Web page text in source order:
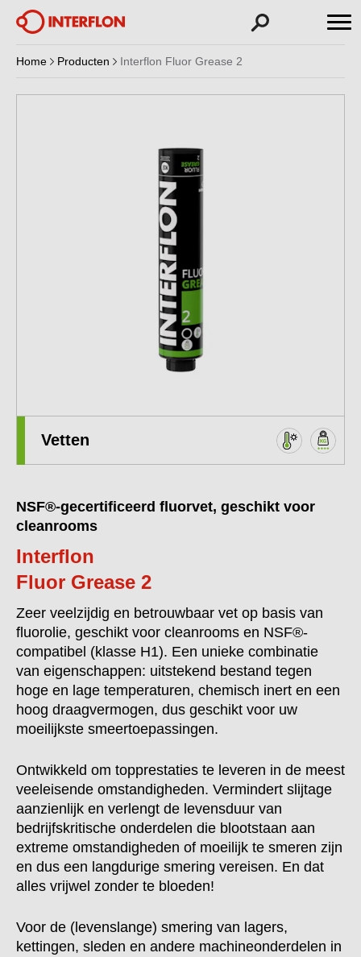
Home Producten Interflon Fluor Grease 2
Vetten
NSF®-gecertificeerd fluorvet, geschikt voor
cleanrooms
Interflon
Fluor Grease 2
Zeer veelzijdig en betrouwbaar vet op basis van
fluorolie, geschikt voor cleanrooms en NSF®-
compatibel (klasse H1). Een unieke combinatie
van eigenschappen: uitstekend bestand tegen
hoge en lage temperaturen, chemisch inert en een
hoog draagvermogen, dus geschikt voor uw
moeilijkste smeertoepassingen.
Ontwikkeld om topprestaties te leveren in de meest
veeleisende omstandigheden. Vermindert slijtage
aanzienlijk en verlengt de levensduur van
bedrijfskritische onderdelen die blootstaan aan
extreme omstandigheden of moeilijk te smeren zijn
en dus een langdurige smering vereisen. En dat
alles vrijwel zonder te bloeden!
Voor de (levenslange) smering van lagers,
kettingen, sleden en andere machineonderdelen in